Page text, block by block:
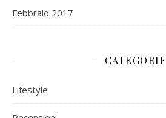
Febbraio 2017
CATEGORIE
Lifestyle